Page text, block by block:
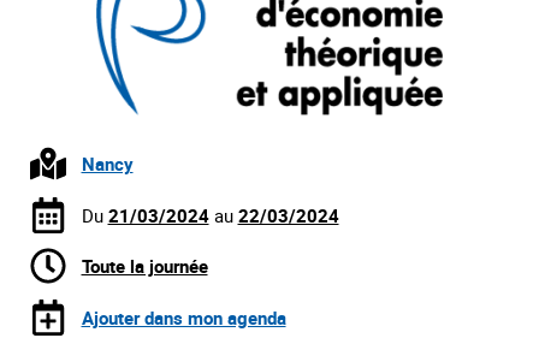
Nancy
Du 21/03/2024au 22/03/2024
Toute la journée
Ajouter dans mon agenda